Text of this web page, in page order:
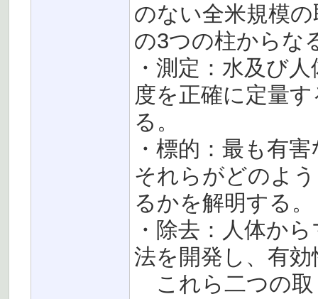
のない全米規模
の3つの柱からな
・測定：水及び
度を正確に定量
る。
・標的：最も有
それらがどのよ
るかを解明する。
・除去：人体か
法を開発し、有
これら二つの取